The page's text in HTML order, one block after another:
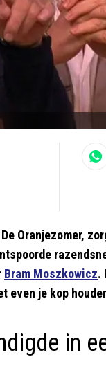
Oranjezomer,
Bram Moszkowicz.
even je kop
in